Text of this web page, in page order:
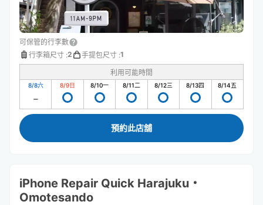
可保管的行李數
行李箱尺寸 :2 手提包尺寸 :1
利用可能時間
8/8六 8/9日 8/10一 8/11二 8/12三 8/13四 8/14五
預約此店舖
iPhone Repair Quick Harajuku・
Omotesando